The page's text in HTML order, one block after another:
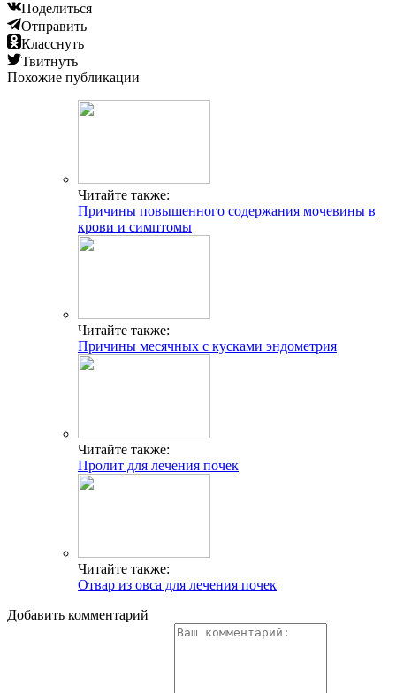
Поделиться
Отправить
Класснуть
Твитнуть
Похожие публикации
Читайте также:
Причины повышенного содержания мочевины в
крови и симптомы
Читайте также:
Причины месячных с кусками эндометрия
Читайте также:
Пролит для лечения почек
Читайте также:
Отвар из овса для лечения почек
Добавить комментарий